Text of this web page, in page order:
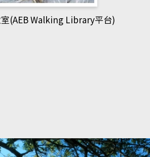
網管人(kono平台)